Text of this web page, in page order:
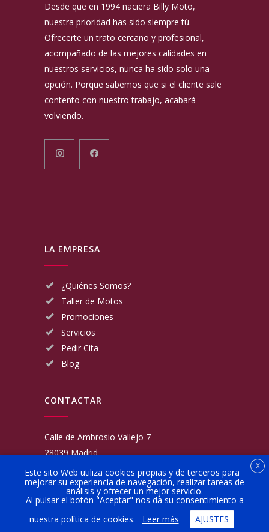
Desde que en 1994 naciera Billy Moto,
nuestra prioridad has sido siempre tú.
Ofrecerte un trato cercano y profesional,
acompañado de las mejores calidades en
nuestros servicios, nunca ha sido solo una
opción. Porque sabemos que si el cliente sale
contento con nuestro trabajo, acabará
volviendo.
LA EMPRESA
¿Quiénes Somos?
Taller de Motos
Promociones
Servicios
Pedir Cita
Blog
CONTACTAR
Calle de Ambrosio Vallejo 7
28039 Madrid
Fijo:
913 117 462
Movil:
676 566 970
administracion@talleresgarciamartinezehijos.com
Lun a Vier: 9:00 a 14:00
X
Este sito Web utiliza cookies propias y de terceros para
mejorar su experiencia de navegación, realizar tareas de
análisis y ofrecer un mejor servicio.
Al pulsar el botón "Aceptar" nos da su consentimiento a
nuestra política de cookies.
Leer más AJUSTES